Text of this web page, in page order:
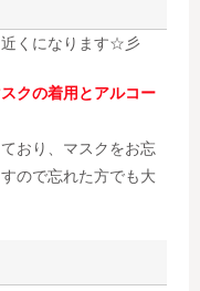
くになります☆彡
クの着用とアルコー
おり、マスクをお忘
ので忘れた方でも大